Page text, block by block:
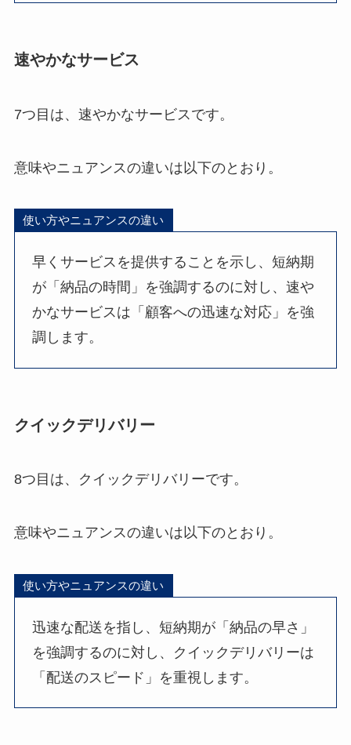
速やかなサービス
7つ目は、速やかなサービスです。
意味やニュアンスの違いは以下のとおり。
使い方やニュアンスの違い
早くサービスを提供することを示し、短納期
が「納品の時間」を強調するのに対し、速や
かなサービスは「顧客への迅速な対応」を強
調します。
クイックデリバリー
8つ目は、クイックデリバリーです。
意味やニュアンスの違いは以下のとおり。
使い方やニュアンスの違い
迅速な配送を指し、短納期が「納品の早さ」
を強調するのに対し、クイックデリバリーは
「配送のスピード」を重視します。